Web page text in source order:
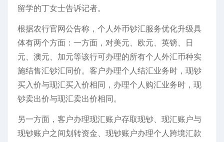
留学的丁女士告诉记者。
根据农行官网公告称，个人外币钞汇服务优化升级具
体有两个方面：一方面，对美元、欧元、英镑、日
元、澳元、加元等该行可办理的所有个人外汇币种实
施结售汇钞汇同价。客户办理个人结汇业务时，现钞
买入价与现汇买入价相同，办理个人购汇业务时，现
钞卖出价与现汇卖出价相同。
另一方面，客户办理现汇账户存取现钞、现汇账户与
现钞账户之间划转资金、现钞账户办理个人跨境汇款